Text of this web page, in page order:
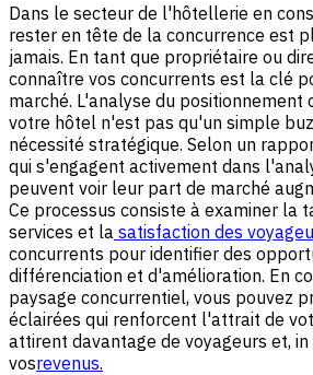
Dans le secteur de l'hôtellerie en
rester en tête de la concurrence est
jamais. En tant que propriétaire ou
connaître vos concurrents est la clé
marché. L'analyse du positionnement
votre hôtel n'est pas qu'un simple
nécessité stratégique. Selon un
qui s'engagent activement dans
peuvent voir leur part de marché
Ce processus consiste à examiner la
services et la satisfaction des
concurrents pour identifier des
différenciation et d'amélioration. En
paysage concurrentiel, vous pouvez
éclairées qui renforcent l'attrait de
attirent davantage de voyageurs et,
vosrevenus.